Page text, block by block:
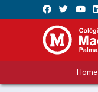
Home